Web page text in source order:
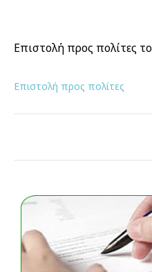
Επιστολή προς πολίτες
Επιστολή προς πολίτες